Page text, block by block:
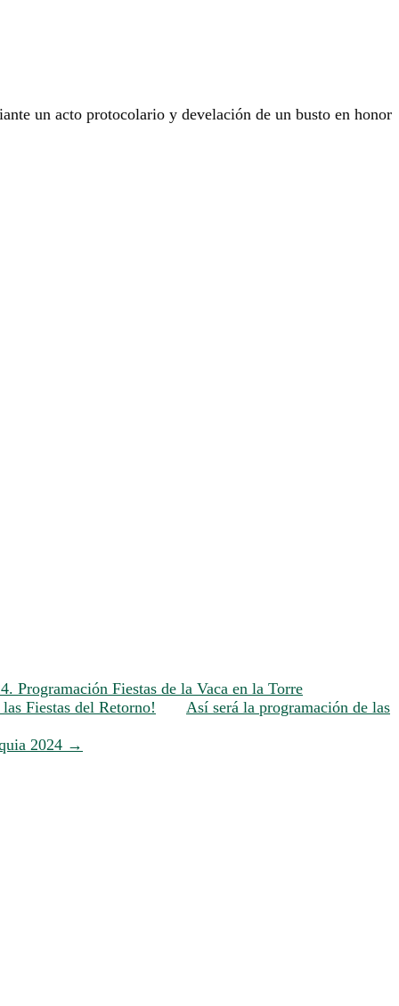
un acto protocolario y develación de un busto en honor
Programación Fiestas de la Vaca en la Torre
Fiestas del Retorno!
Así será la programación de las
2024 →